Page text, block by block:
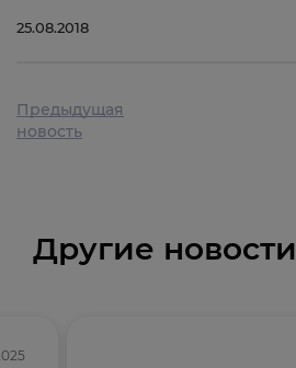
25.08.2018
Предыдущая
новость
Другие новости